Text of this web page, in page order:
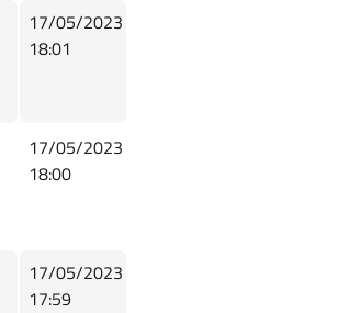
17/05/2023
18:01
17/05/2023
18:00
17/05/2023
17:59